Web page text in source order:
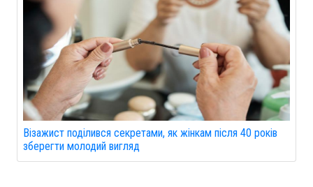
Візажист поділився секретами, як жінкам після 40 років
зберегти молодий вигляд